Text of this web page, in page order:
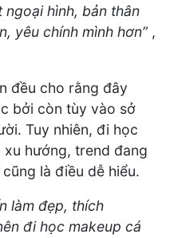
ngoại hình, bản thân
yêu chính mình hơn” ,
đều cho rằng đây
bởi còn tùy vào sở
Tuy nhiên, đi học
xu hướng, trend đang
là điều dễ hiểu.
làm đẹp, thích
đi học makeup cá